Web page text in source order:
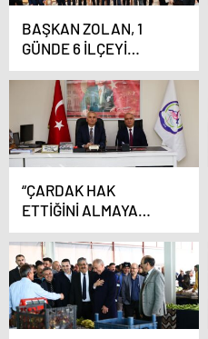
BAŞKAN ZOLAN, 1
GÜNDE 6 İLÇEYİ
ZİYARET ETTİ
“ÇARDAK HAK
ETTİĞİNİ ALMAYA
DEVAM EDECEK”